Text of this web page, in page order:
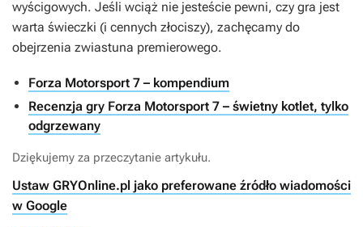
wyścigowych. Jeśli wciąż nie jesteście pewni, czy gra jest
warta świeczki (i cennych złociszy), zachęcamy do
obejrzenia zwiastuna premierowego.
Forza Motorsport 7 – kompendium
Recenzja gry Forza Motorsport 7 – świetny kotlet, tylko
odgrzewany
Dziękujemy za przeczytanie artykułu.
Ustaw GRYOnline.pl jako preferowane źródło wiadomości
w Google